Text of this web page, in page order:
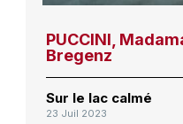
PUCCINI,
Bregenz
Sur le lac calmé
23 Juil 2023